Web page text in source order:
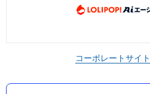
コーポレートサイト